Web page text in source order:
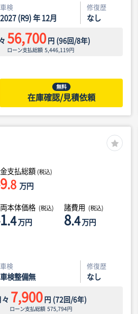
車検
2027 (R9) 年 12月
修復歴
なし
56,700円 (96回/8年)
ローン支払総額5,446,119円
無料
在庫確認/見積依頼
支払総額 (税込)
.8 万円
本体価格 (税込)
.4万円
諸費用 (税込)
8.4万円
車検
車検整備無
修復歴
なし
々 7,900円 (72回/6年)
ローン支払総額 575,794円